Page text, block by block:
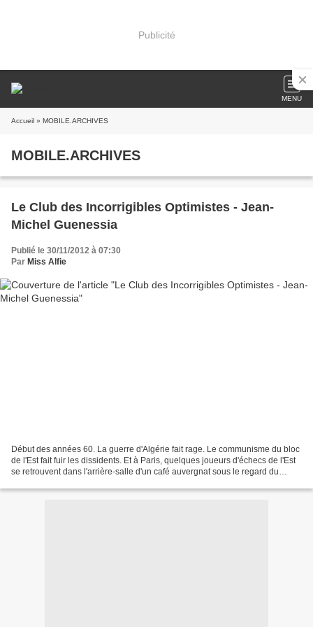
Publicité
MENU
Accueil » MOBILE.ARCHIVES
MOBILE.ARCHIVES
Le Club des Incorrigibles Optimistes - Jean-
Michel Guenessia
Publié le 30/11/2012 à 07:30
Par Miss Alfie
Début des années 60. La guerre d'Algérie fait rage. Le communisme du bloc
de l'Est fait fuir les dissidents. Et à Paris, quelques joueurs d'échecs de l'Est
se retrouvent dans l'arrière-salle d'un café auvergnat sous le regard du